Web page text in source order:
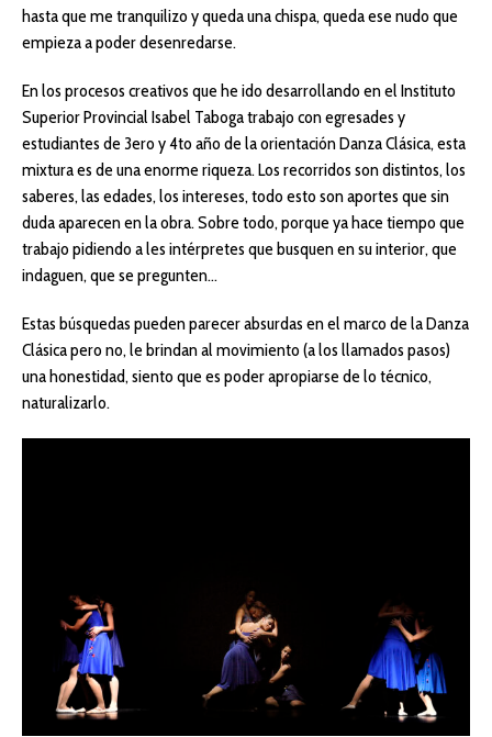
hasta que me tranquilizo y queda una chispa, queda ese nudo que
empieza a poder desenredarse.
En los procesos creativos que he ido desarrollando en el Instituto
Superior Provincial Isabel Taboga trabajo con egresades y
estudiantes de 3ero y 4to año de la orientación Danza Clásica, esta
mixtura es de una enorme riqueza. Los recorridos son distintos, los
saberes, las edades, los intereses, todo esto son aportes que sin
duda aparecen en la obra. Sobre todo, porque ya hace tiempo que
trabajo pidiendo a les intérpretes que busquen en su interior, que
indaguen, que se pregunten…
Estas búsquedas pueden parecer absurdas en el marco de la Danza
Clásica pero no, le brindan al movimiento (a los llamados pasos)
una honestidad, siento que es poder apropiarse de lo técnico,
naturalizarlo.